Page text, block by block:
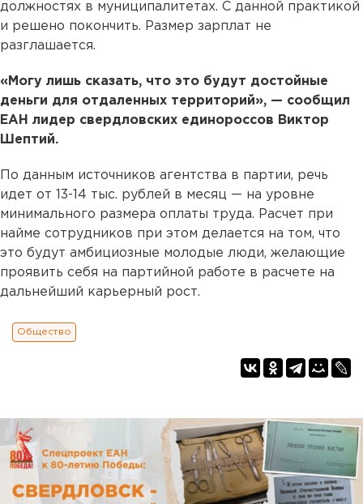
должностях в муниципалитетах. С данной практикой
и решено покончить. Размер зарплат не
разглашается.
«Могу лишь сказать, что это будут достойные
деньги для отдаленных территорий», — сообщил
ЕАН лидер свердловских единороссов Виктор
Шептий.
По данным источников агентства в партии, речь
идет от 13-14 тыс. рублей в месяц — на уровне
минимального размера оплаты труда. Расчет при
найме сотрудников при этом делается на том, что
это будут амбициозные молодые люди, желающие
проявить себя на партийной работе в расчете на
дальнейший карьерный рост.
Общество